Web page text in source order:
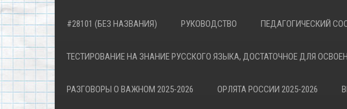
#28101 (БЕЗ НАЗВАНИЯ) РУКОВОДСТВО ПЕДАГОГИЧЕСКИЙ
ТЕСТИРОВАНИЕ НА ЗНАНИЕ РУССКОГО ЯЗЫКА, ДОСТАТОЧНОЕ ДЛЯ
РАЗГОВОРЫ О ВАЖНОМ 2025-2026 ОРЛЯТА РОССИИ 2025-2026